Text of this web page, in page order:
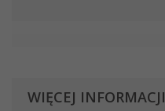
WIĘCEJ INFORMACJI